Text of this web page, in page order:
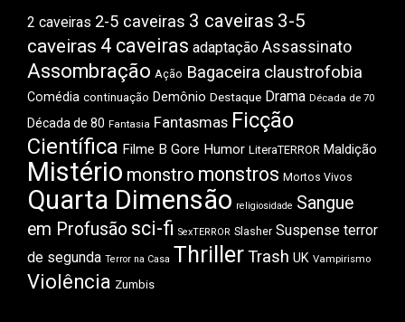
2 caveiras 2-5 caveiras 3 caveiras 3-5
caveiras 4 caveiras adaptação Assassinato
Assombração Ação Bagaceira claustrofobia
Comédia continuação Demônio Destaque Drama Década de 70
Década de 80 Fantasia Fantasmas Ficção
Científica Filme B Gore Humor LiteraTERROR Maldição
Mistério monstro monstros Mortos Vivos
Quarta Dimensão religiosidade Sangue
em Profusão sci-fi SexTERROR Slasher Suspense terror
de segunda Terror na Casa ThrillerTrash UK Vampirismo
Violência Zumbis